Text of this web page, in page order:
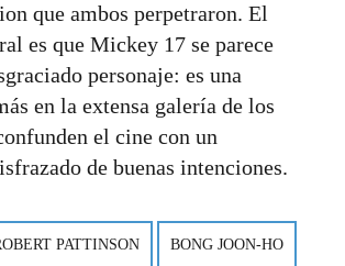
que ambos perpetraron. El
es que Mickey 17 se parece
personaje: es una
en la extensa galería de los
el cine con un
de buenas intenciones.
PATTINSON BONG JOON-HO